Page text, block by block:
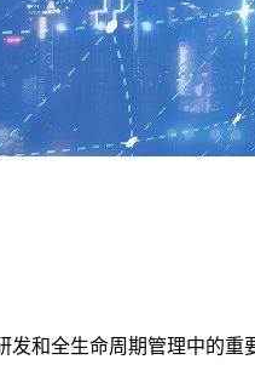
全生命周期管理中的重